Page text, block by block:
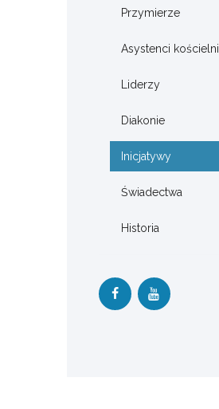
Przymierze
Asystenci kościelni
Liderzy
Diakonie
Inicjatywy
Świadectwa
Historia